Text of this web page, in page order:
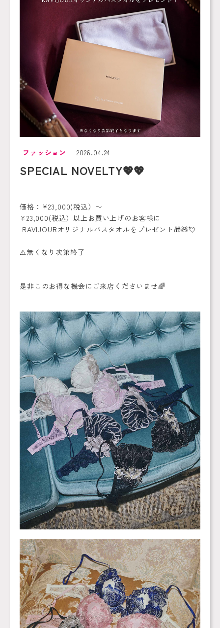
ファッション 2026.04.24
SPECIAL NOVELTY💖💖
価格：¥23,000(税込）〜
¥23,000(税込）以上お買い上げのお客様に
RAVIJOURオリジナルバスタオルをプレゼント🎁🧸💘
⚠️無くなり次第終了
是非このお得な機会にご来店くださいませ🌈